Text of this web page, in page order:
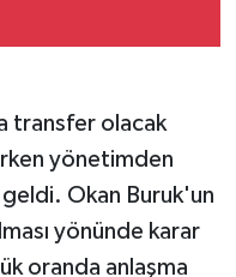
transfer olacak
yönetimden
Okan Buruk'un
yönünde karar
oranda anlaşma